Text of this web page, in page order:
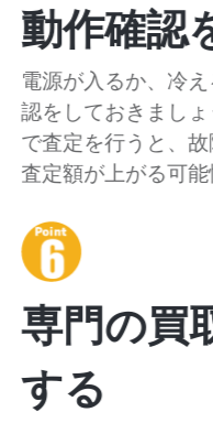
動作確認
電源が入るか、冷
認をしておきまし
で査定を行うと、
査定額が上がる可能
専門の買
する